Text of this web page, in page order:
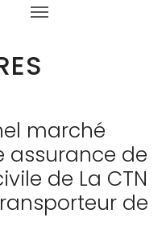
marché
assurance de
de La CTN
de